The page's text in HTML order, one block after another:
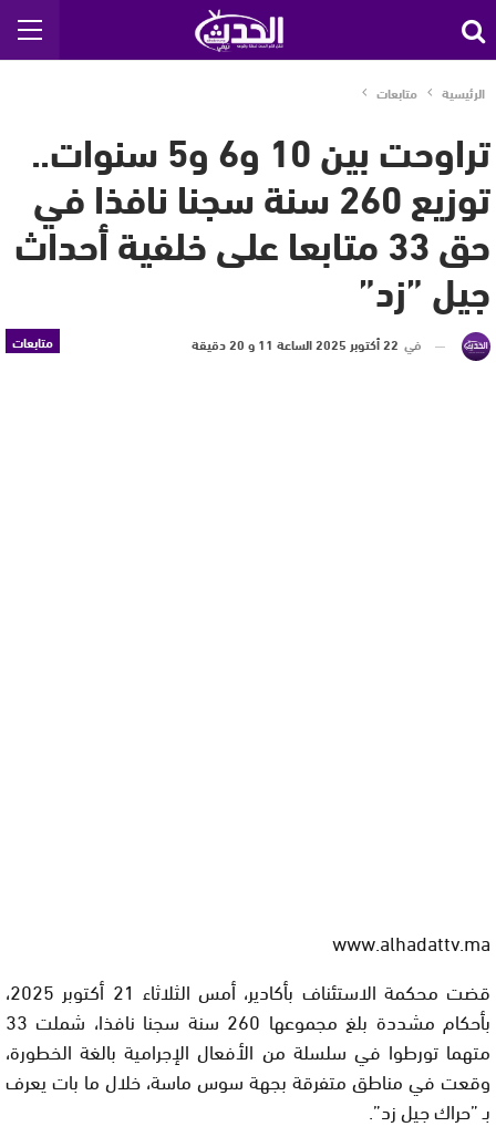
الرئيسية متابعات
تراوحت بين 10 و6 و5 سنوات..
توزيع 260 سنة سجنا نافذا في
حق 33 متابعا على خلفية أحداث
جيل ”زد”
متابعات في 22 أكتوبر 2025 الساعة 11 و 20 دقيقة
www.alhadattv.ma
قضت محكمة الاستئناف بأكادير، أمس الثلاثاء 21 أكتوبر 2025،
بأحكام مشددة بلغ مجموعها 260 سنة سجنا نافذا، شملت 33
متهما تورطوا في سلسلة من الأفعال الإجرامية بالغة الخطورة،
وقعت في مناطق متفرقة بجهة سوس ماسة، خلال ما بات يعرف
بـ ”حراك جيل زد”.